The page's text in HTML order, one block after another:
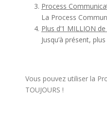
Process
La Process
Plus d’1 MILLION
Jusqu’à présent,
Vous pouvez utiliser la
TOUJOURS !